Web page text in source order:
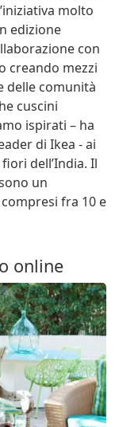
molto
edizione
con
creando mezzi
delle comunità
cuscini
ispirati – ha
di Ikea - ai
dell’India. Il
un
fra 10 e
online